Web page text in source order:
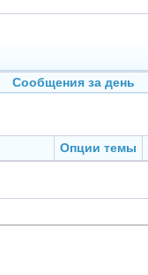
Сообщения за день
Опции темы